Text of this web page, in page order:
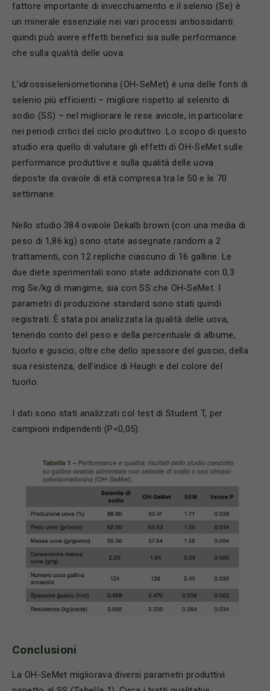
fattore importante di invecchiamento e il selenio (Se) è
un minerale essenziale nei vari processi antiossidanti:
quindi può avere effetti benefici sia sulle performance
che sulla qualità delle uova.
L’idrossiseleniometionina (OH-SeMet) è una delle fonti di
selenio più efficienti – migliore rispetto al selenito di
sodio (SS) – nel migliorare le rese avicole, in particolare
nei periodi critici del ciclo produttivo. Lo scopo di questo
studio era quello di valutare gli effetti di OH-SeMet sulle
performance produttive e sulla qualità delle uova
deposte da ovaiole di età compresa tra le 50 e le 70
settimane.
Nello studio 384 ovaiole Dekalb brown (con una media di
peso di 1,86 kg) sono state assegnate random a 2
trattamenti, con 12 repliche ciascuno di 16 galline. Le
due diete sperimentali sono state addizionate con 0,3
mg Se/kg di mangime, sia con SS che OH-SeMet. I
parametri di produzione standard sono stati quindi
registrati. È stata poi analizzata la qualità delle uova,
tenendo conto del peso e della percentuale di albume,
tuorlo e guscio, oltre che dello spessore del guscio, della
sua resistenza, dell’indice di Haugh e del colore del
tuorlo.
I dati sono stati analizzati col test di Student T, per
campioni indipendenti (P<0,05).
Conclusioni
La OH-SeMet migliorava diversi parametri produttivi